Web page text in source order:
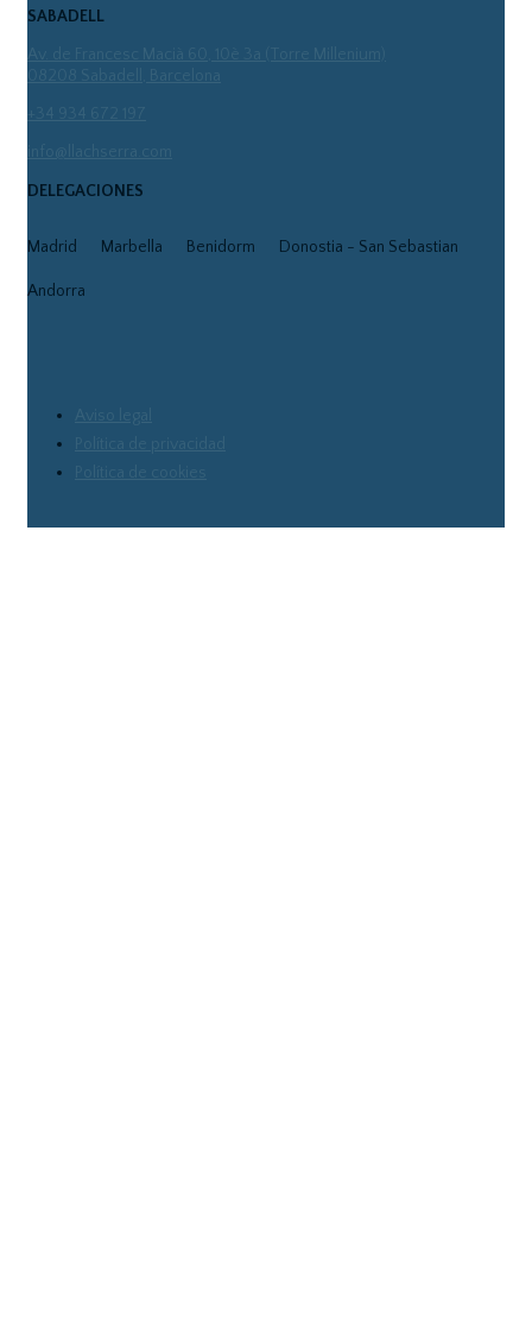
SABADELL
Av. de Francesc Macià 60, 10è 3a (Torre Millenium)
info@llachserra.com
DELEGACIONES
Madrid Marbella Benidorm Donostia - San Sebastian
Andorra